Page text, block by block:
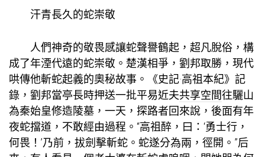
汗青長久的蛇崇敬
人們神奇的敬畏感讓蛇聲譽鶴起，超凡脫俗，構
成了年湮代遠的蛇崇敬。楚漢相爭，劉邦取勝，現代
哄傳他斬蛇起義的奧秘故事。《史記·高祖本紀》記
錄，劉邦當亭長時押送一批平易近夫共享空間往驪山
為秦始皇修造陵墓，一天，探路者回來說，後面有年
夜蛇擋道，不敢經由過程。“高祖醉，曰：‘勇士行，
何畏！’乃前，拔劍擊斬蛇。蛇遂分為兩，徑開。”后